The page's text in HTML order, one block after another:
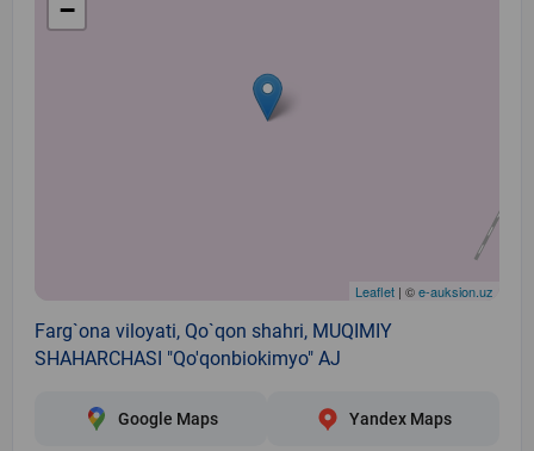
−
Leaflet | ©e-auksion.uz
Farg`ona viloyati, Qo`qon shahri, MUQIMIY
SHAHARCHASI "Qo'qonbiokimyo" AJ
Google Maps Yandex Maps